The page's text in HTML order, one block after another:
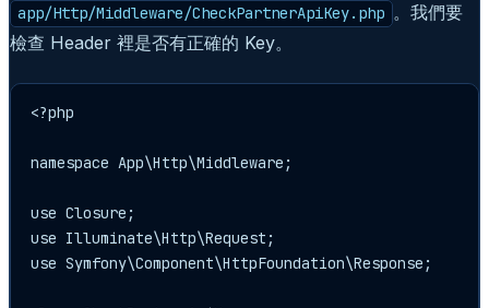
app/Http/Middleware/CheckPartnerApiKey.php 。我們要
檢查 Header 裡是否有正確的 Key。
<?php
namespace App\Http\Middleware;
use Closure;
use Illuminate\Http\Request;
use Symfony\Component\HttpFoundation\Response;